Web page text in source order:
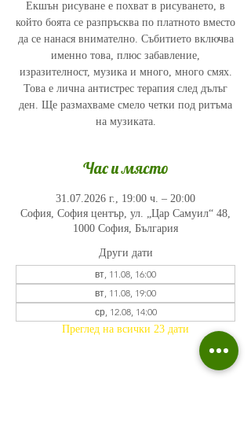
Екшън рисуване е похват в рисуването, в
който боята се разпръсква по платното вместо
да се нанася внимателно. Събитието включва
именно това, плюс забавление,
изразителност, музика и много, много смях.
Това е лична антистрес терапия след дълъг
ден. Ще размахваме смело четки под ритъма
на музиката.
Час и място
31.07.2026 г., 19:00 ч. – 20:00
София, София център, ул. „Цар Самуил“ 48,
1000 София, България
Други дати
вт, 11.08, 16:00
вт, 11.08, 19:00
ср, 12.08, 14:00
Преглед на всички 23 дати